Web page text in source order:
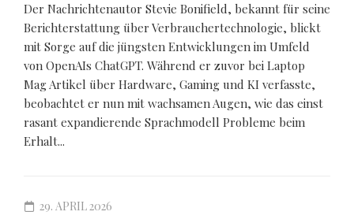
Der Nachrichtenautor Stevie Bonifield, bekannt für seine
Berichterstattung über Verbrauchertechnologie, blickt
mit Sorge auf die jüngsten Entwicklungen im Umfeld
von OpenAIs ChatGPT. Während er zuvor bei Laptop
Mag Artikel über Hardware, Gaming und KI verfasste,
beobachtet er nun mit wachsamen Augen, wie das einst
rasant expandierende Sprachmodell Probleme beim
Erhalt...
29. APRIL 2026